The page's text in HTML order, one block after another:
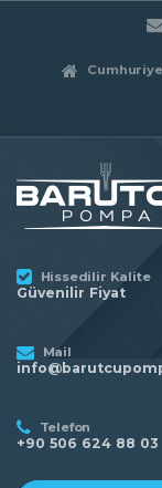
Hissedilir Kalite
Güvenilir Fiyat
Mail
Telefon
+90 506 624 88 03